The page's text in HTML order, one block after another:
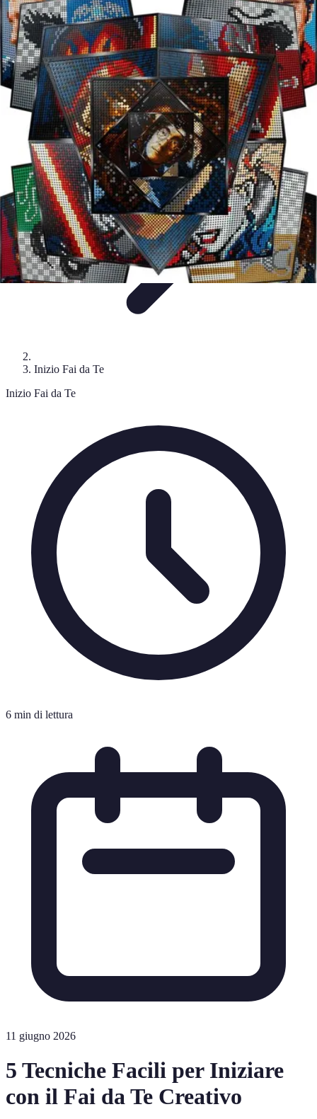
Fai da Te Creativo
Rinnovamento SpaziCreativitàTutorialDecorazioniRinnovamento
Casa
Fai da Te Creativo
Inizio Fai da Te
Inizio Fai da Te
6 min di lettura
11 giugno 2026
5 Tecniche Facili per Iniziare
con il Fai da Te Creativo